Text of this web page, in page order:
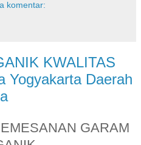
komentar:
KWALITAS
Yogyakarta Daerah
GARAM